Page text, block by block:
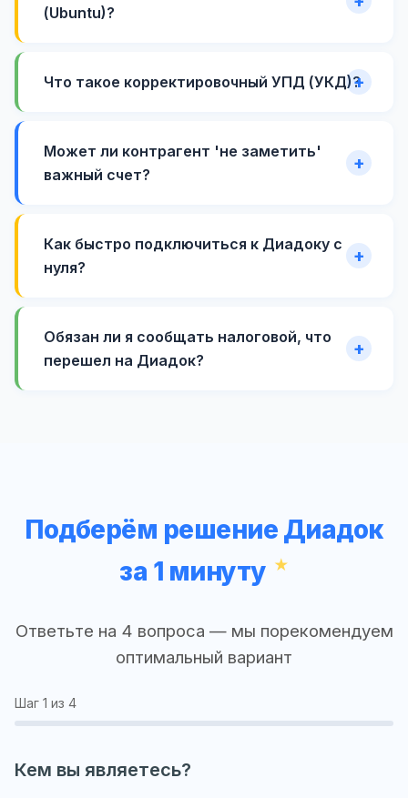
(Ubuntu)?
Что такое корректировочный УПД (УКД)?
Может ли контрагент 'не заметить'
важный счет?
Как быстро подключиться к Диадоку с
нуля?
Обязан ли я сообщать налоговой, что
перешел на Диадок?
Подберём решение Диадок
за 1 минуту
Ответьте на 4 вопроса — мы порекомендуем
оптимальный вариант
Шаг 1 из 4
Кем вы являетесь?